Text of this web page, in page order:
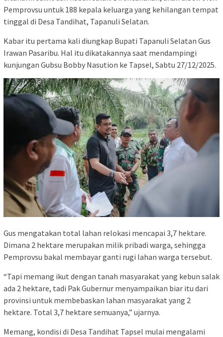
Pemprovsu untuk 188 kepala keluarga yang kehilangan tempat
tinggal di Desa Tandihat, Tapanuli Selatan.
Kabar itu pertama kali diungkap Bupati Tapanuli Selatan Gus
Irawan Pasaribu. Hal itu dikatakannya saat mendampingi
kunjungan Gubsu Bobby Nasution ke Tapsel, Sabtu 27/12/2025.
Gus mengatakan total lahan relokasi mencapai 3,7 hektare.
Dimana 2 hektare merupakan milik pribadi warga, sehingga
Pemprovsu bakal membayar ganti rugi lahan warga tersebut.
“Tapi memang ikut dengan tanah masyarakat yang kebun salak
ada 2 hektare, tadi Pak Gubernur menyampaikan biar itu dari
provinsi untuk membebaskan lahan masyarakat yang 2
hektare. Total 3,7 hektare semuanya,” ujarnya.
Memang, kondisi di Desa Tandihat Tapsel mulai mengalami